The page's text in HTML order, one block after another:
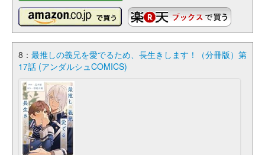
8： 最推しの義兄を愛でるため、長生きします！（分冊版）第
17話 (アンダルシュCOMICS)